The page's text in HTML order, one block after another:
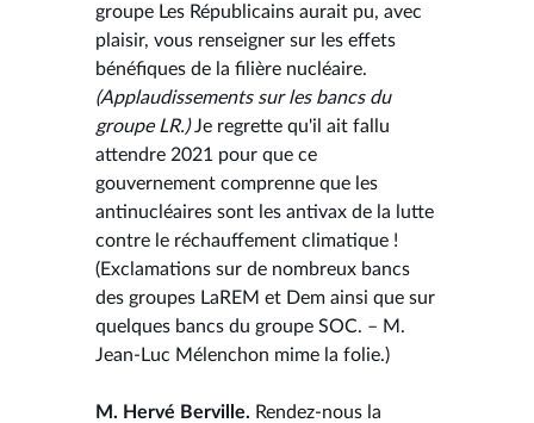
groupe Les Républicains aurait pu, avec
plaisir, vous renseigner sur les effets
bénéfiques de la filière nucléaire.
(Applaudissements sur les bancs du
groupe LR.)Je regrette qu'il ait fallu
attendre 2021 pour que ce
gouvernement comprenne que les
antinucléaires sont les antivax de la lutte
contre le réchauffement climatique !
(Exclamations sur de nombreux bancs
des groupes LaREM et Dem ainsi que sur
quelques bancs du groupe SOC. – M.
Jean-Luc Mélenchon mime la folie.)
M. Hervé Berville. Rendez-nous la